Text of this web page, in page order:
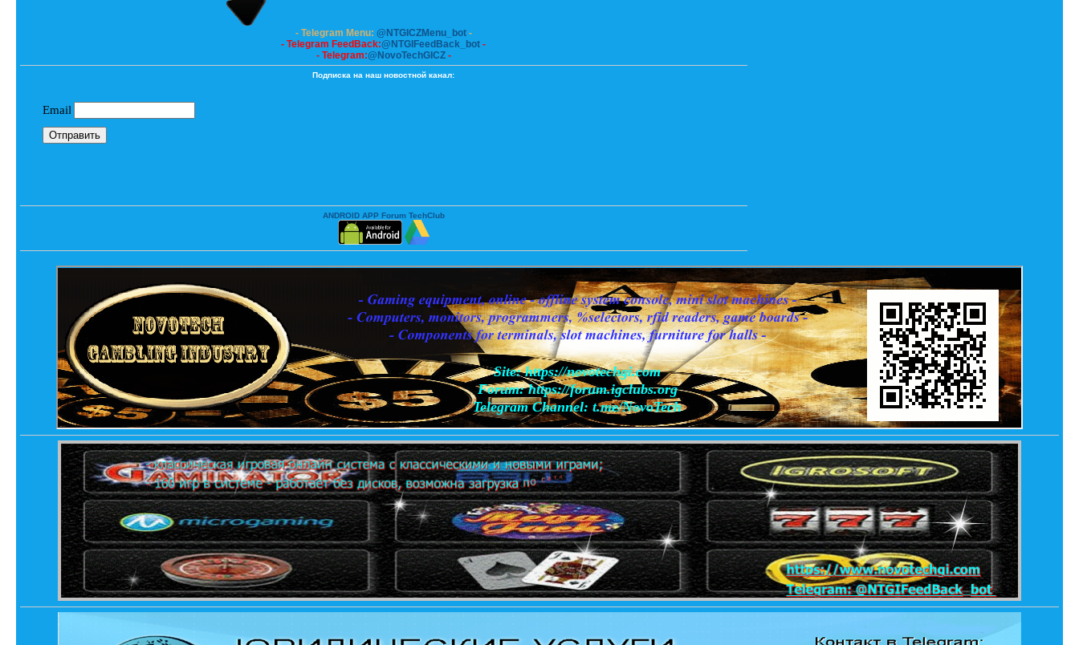
- Telegram Menu: @NTGICZMenu_bot-
- Telegram FeedBack:@NTGIFeedBack_bot -
- Telegram:@NovoTechGICZ-
Подписка на наш новостной канал:
ANDROID APP Forum TechClub